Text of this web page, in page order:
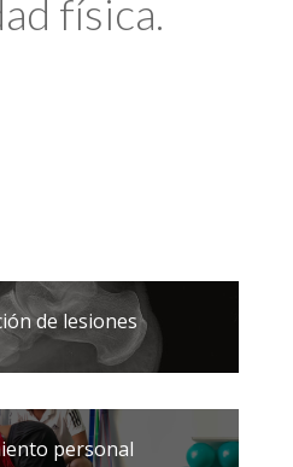
física.
de lesiones
personal